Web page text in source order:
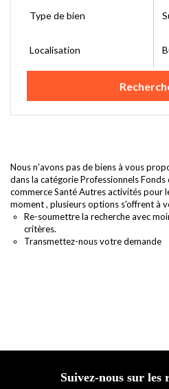
Type de bien
Localisation
Nous n'avons pas de biens à vous
dans la catégorie Professionnels Fonds
commerce Santé Autres activités pour
moment , plusieurs options s'offrent à
Re-soumettre la recherche avec
critères.
Transmettez-nous votre demande
Suivez-nous sur les